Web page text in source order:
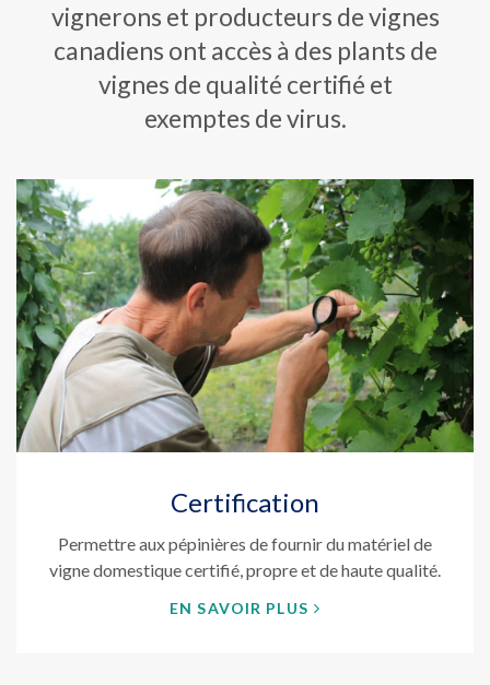
vignerons et producteurs de vignes
canadiens ont accès à des plants de
vignes de qualité certifié et
exemptes de virus.
Certification
Permettre aux pépinières de fournir du matériel de
vigne domestique certifié, propre et de haute qualité.
EN SAVOIR PLUS